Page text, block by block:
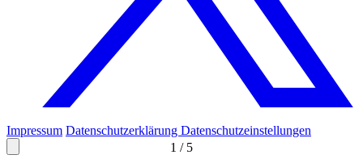
1 / 5
Impressum Datenschutzerklärung Datenschutzeinstellungen